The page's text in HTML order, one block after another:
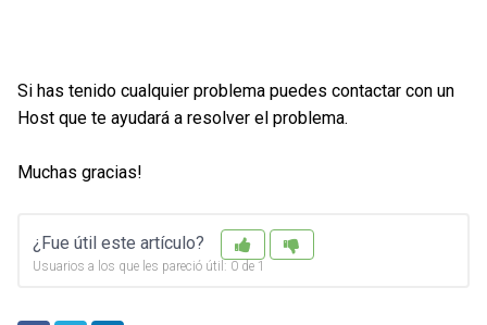
Si has tenido cualquier problema puedes contactar con un
Host que te ayudará a resolver el problema.
Muchas gracias!
¿Fue útil este artículo?
Usuarios a los que les pareció útil: 0 de 1